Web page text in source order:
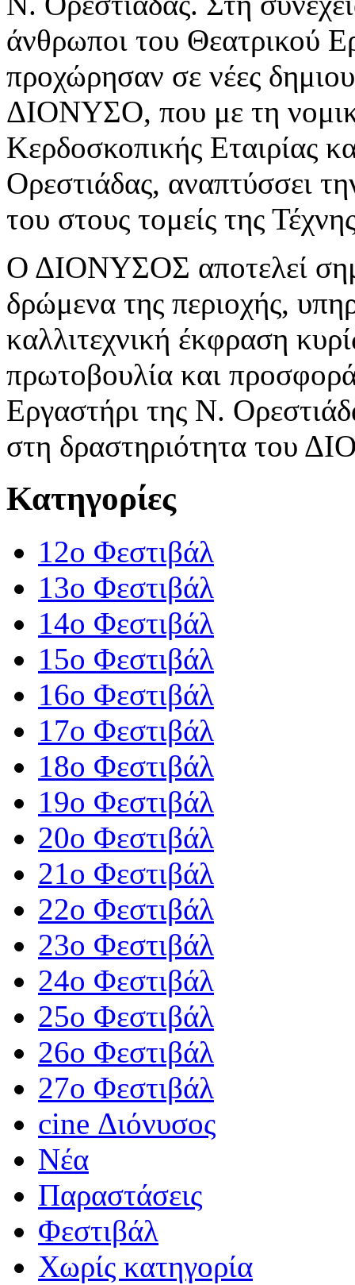
άνθρωποι του Θεατρικού
προχώρησαν σε νέες
ΔΙΟΝΥΣΟ, που με τη
Κερδοσκοπικής Εταιρίας
Ορεστιάδας, αναπτύσσει
του στους τομείς της
Ο ΔΙΟΝΥΣΟΣ αποτελεί
δρώμενα της περιοχής,
καλλιτεχνική έκφραση
πρωτοβουλία και
Εργαστήρι της Ν.
στη δραστηριότητα του
Κατηγορίες
12o Φεστιβάλ
13ο Φεστιβάλ
14ο Φεστιβάλ
15ο Φεστιβάλ
16ο Φεστιβάλ
17ο Φεστιβάλ
18ο Φεστιβάλ
19ο Φεστιβάλ
20ο Φεστιβάλ
21ο Φεστιβάλ
22ο Φεστιβάλ
23ο Φεστιβάλ
24ο Φεστιβάλ
25ο Φεστιβάλ
26ο Φεστιβάλ
27ο Φεστιβάλ
cine Διόνυσος
Νέα
Παραστάσεις
Φεστιβάλ
Χωρίς κατηγορία